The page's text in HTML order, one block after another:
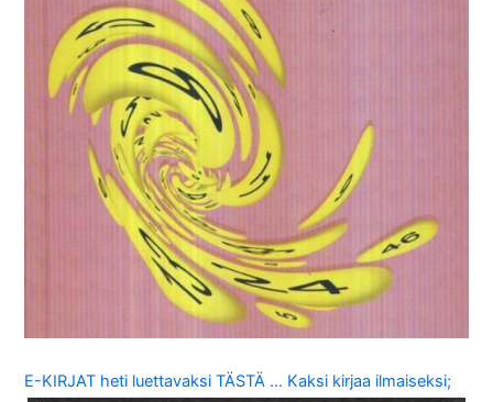
E-KIRJAT heti luettavaksi TÄSTÄ … Kaksi kirjaa ilmaiseksi;